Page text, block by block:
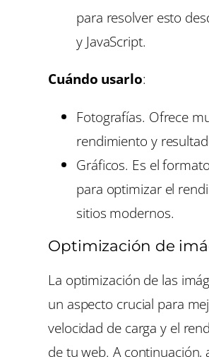
para resolver esto
y JavaScript.
Cuándo usarlo:
Fotografías. Ofrece
rendimiento y
Gráficos. Es el
para optimizar el
sitios modernos.
Optimización de
La optimización de las
un aspecto crucial para
velocidad de carga y el
de tu web. A continuación,